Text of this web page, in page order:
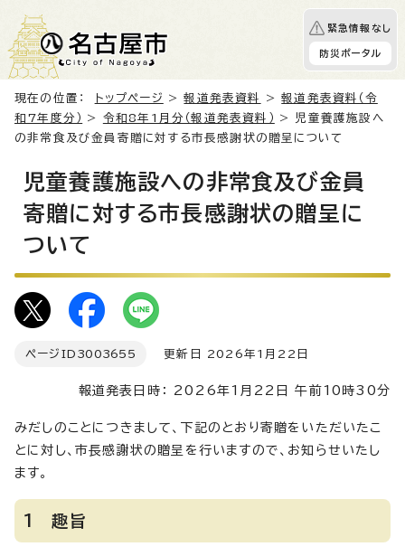
緊急情報なし
防災ポータル
現在の位置： トップページ >報道発表資料 >報道発表資料（令
和7年度分）
> 令和8年1月分（報道発表資料）
> 児童養護施設へ
の非常食及び金員寄贈に対する市長感謝状の贈呈について
児童養護施設への非常食及び金員
寄贈に対する市長感謝状の贈呈に
ついて
ページID 3003655 更新日 2026年1月22日
報道発表日時： 2026年1月22日 午前10時30分
みだしのことにつきまして、下記のとおり寄贈をいただいたこ
とに対し、市長感謝状の贈呈を行いますので、お知らせいたし
ます。
1 趣旨